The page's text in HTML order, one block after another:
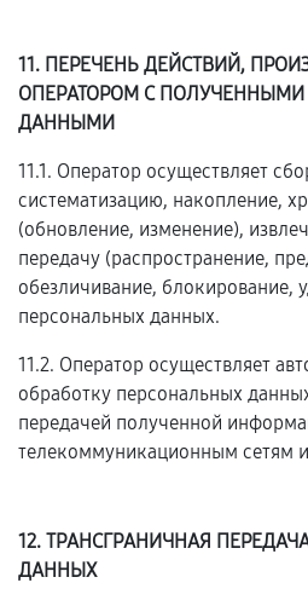
11. ПЕРЕЧЕНЬ ДЕЙСТВИЙ,
ОПЕРАТОРОМ С
ДАННЫМИ
11.1. Оператор осуществляет
систематизацию, накопление,
(обновление, изменение),
передачу (распространение,
обезличивание, блокирование,
персональных данных.
11.2. Оператор осуществляет
обработку персональных
передачей полученной
телекоммуникационным сетям
12. ТРАНСГРАНИЧНАЯ
ДАННЫХ